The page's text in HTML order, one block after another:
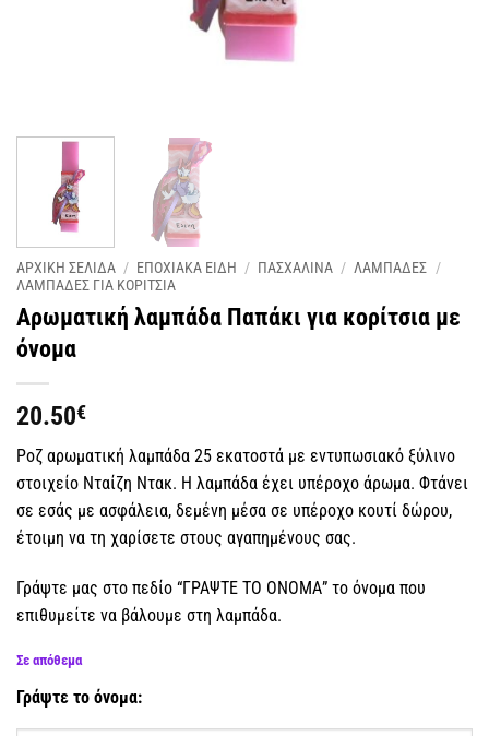
ΑΡΧΙΚΗ ΣΕΛΙΔΑ / ΕΠΟΧΙΑΚΑ ΕΙΔΗ / ΠΑΣΧΑΛΙΝΑ / ΛΑΜΠΑΔΕΣ /
ΛΑΜΠΑΔΕΣ ΓΙΑ ΚΟΡΙΤΣΙΑ
Αρωματική λαμπάδα Παπάκι για κορίτσια με
όνομα
20.50€
Ροζ αρωματική λαμπάδα 25 εκατοστά με εντυπωσιακό ξύλινο
στοιχείο Νταίζη Ντακ. Η λαμπάδα έχει υπέροχο άρωμα. Φτάνει
σε εσάς με ασφάλεια, δεμένη μέσα σε υπέροχο κουτί δώρου,
έτοιμη να τη χαρίσετε στους αγαπημένους σας.
Γράψτε μας στο πεδίο “ΓΡΑΨΤΕ ΤΟ ΟΝΟΜΑ” το όνομα που
επιθυμείτε να βάλουμε στη λαμπάδα.
Σε απόθεμα
Γράψτε το όνομα: